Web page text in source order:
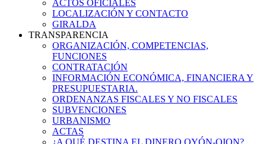
ACTOS OFICIALES
LOCALIZACIÓN Y CONTACTO
GIRALDA
TRANSPARENCIA
ORGANIZACIÓN, COMPETENCIAS,
FUNCIONES
CONTRATACIÓN
INFORMACIÓN ECONÓMICA, FINANCIERA Y
PRESUPUESTARIA.
ORDENANZAS FISCALES Y NO FISCALES
SUBVENCIONES
URBANISMO
ACTAS
¿A QUÉ DESTINA EL DINERO OYÓN-OION?